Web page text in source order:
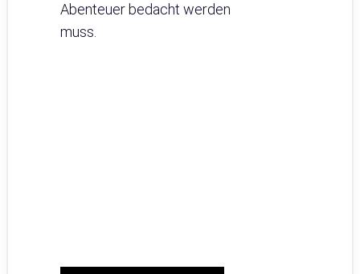
Abenteuer bedacht werden
muss.